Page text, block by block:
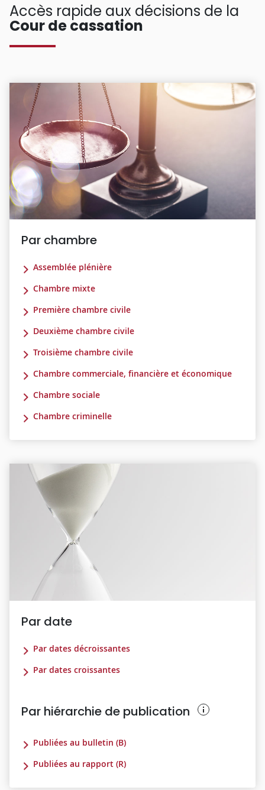
Accès rapide aux décisions de la
Cour de cassation
Par chambre
Assemblée plénière
Chambre mixte
Première chambre civile
Deuxième chambre civile
Troisième chambre civile
Chambre commerciale, financière et économique
Chambre sociale
Chambre criminelle
Par date
Par dates décroissantes
Par dates croissantes
Par hiérarchie de publication
Publiées au bulletin (B)
Publiées au rapport (R)